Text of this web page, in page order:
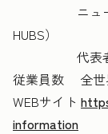
ニューヨー
HUBS）
代表者 ヤ
従業員数 全世
WEBサイト
information